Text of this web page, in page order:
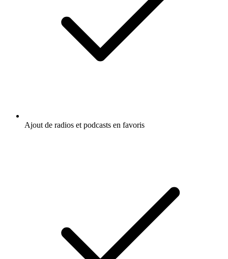
Ajout de radios et podcasts en favoris